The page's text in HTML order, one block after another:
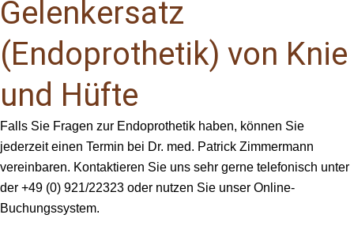
Gelenkersatz
(Endoprothetik) von Knie
und Hüfte
Falls Sie Fragen zur Endoprothetik haben, können Sie
jederzeit einen Termin bei Dr. med. Patrick Zimmermann
vereinbaren. Kontaktieren Sie uns sehr gerne telefonisch unter
der +49 (0) 921/22323 oder nutzen Sie unser Online-
Buchungssystem.